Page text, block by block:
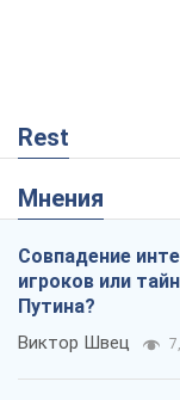
Rest
Мнения
Совпадение
игроков или
Путина?
Виктор Швец